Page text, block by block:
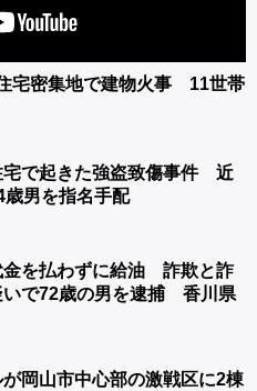
宅密集地で建物火事 11世帯
宅で起きた強盗致傷事件 近
歳男を指名手配
金を払わずに給油 詐欺と詐
いで72歳の男を逮捕 香川県
岡山市中心部の激戦区に2棟